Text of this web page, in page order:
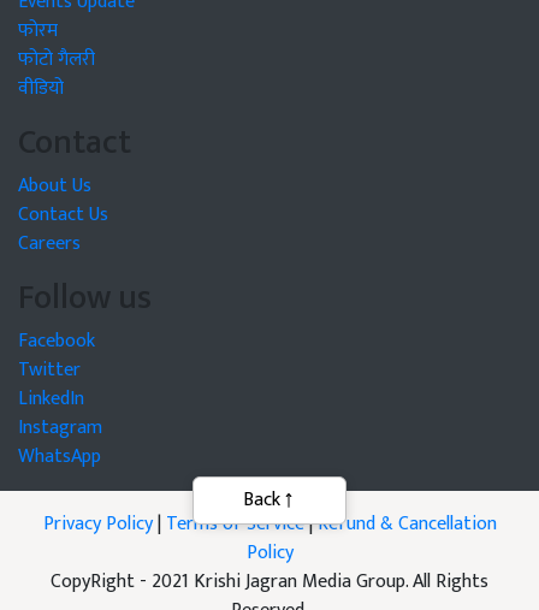
फोरम
फोटो गैलरी
वीडियो
Contact
About Us
Contact Us
Careers
Follow us
Facebook
Twitter
LinkedIn
Instagram
WhatsApp
Privacy Policy|Terms of Service|Refund & Cancellation
Policy
CopyRight - 2021 Krishi Jagran Media Group. All Rights